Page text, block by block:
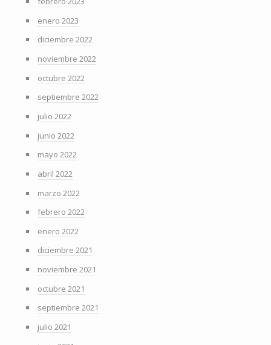
enero 2023
diciembre 2022
noviembre 2022
octubre 2022
septiembre 2022
julio 2022
junio 2022
mayo 2022
abril 2022
marzo 2022
febrero 2022
enero 2022
diciembre 2021
noviembre 2021
octubre 2021
septiembre 2021
julio 2021